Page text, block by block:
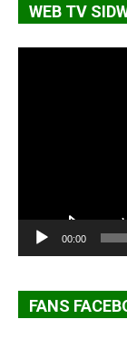
WEB TV
00:00
FANS